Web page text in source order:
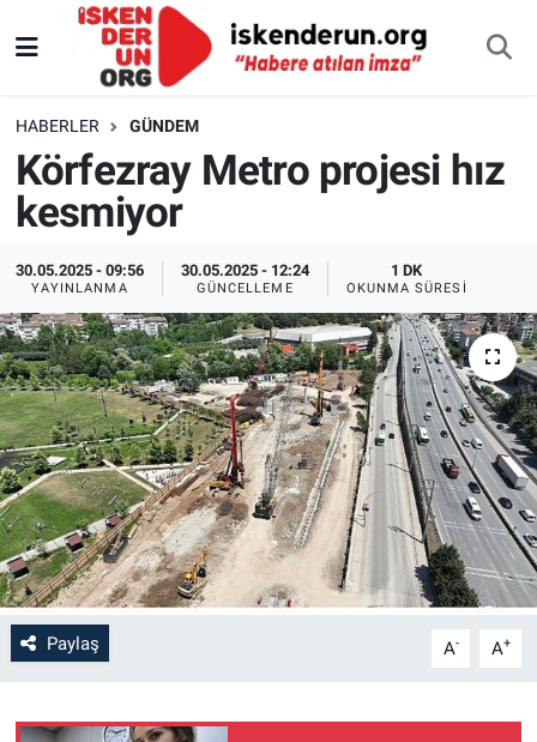
HABERLER GÜNDEM
Körfezray Metro projesi hız
kesmiyor
30.05.2025 - 09:56
YAYINLANMA
30.05.2025 - 12:24
GÜNCELLEME
1 DK
OKUNMA SÜRESI
Paylaş A- A+